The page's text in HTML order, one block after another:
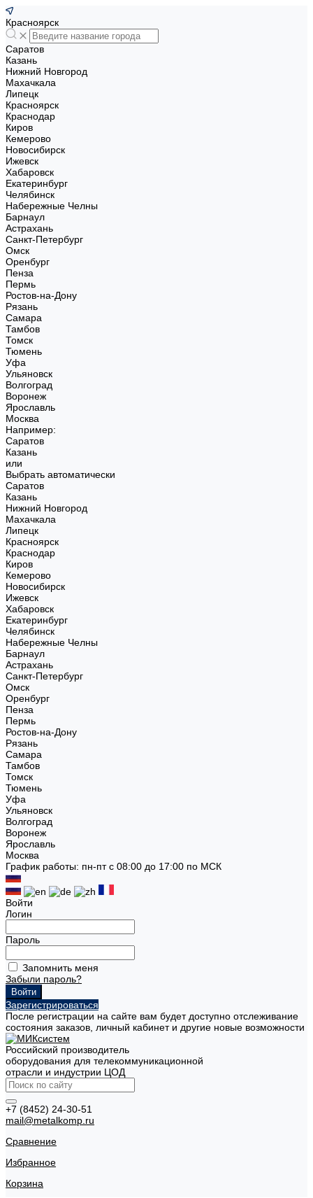
Красноярск
Саратов
Казань
Нижний Новгород
Махачкала
Липецк
Красноярск
Краснодар
Киров
Кемерово
Новосибирск
Ижевск
Хабаровск
Екатеринбург
Челябинск
Набережные Челны
Барнаул
Астрахань
Санкт-Петербург
Омск
Оренбург
Пенза
Пермь
Ростов-на-Дону
Рязань
Самара
Тамбов
Томск
Тюмень
Уфа
Ульяновск
Волгоград
Воронеж
Ярославль
Москва
Например:
Саратов
Казань
или
Выбрать автоматически
Саратов
Казань
Нижний Новгород
Махачкала
Липецк
Красноярск
Краснодар
Киров
Кемерово
Новосибирск
Ижевск
Хабаровск
Екатеринбург
Челябинск
Набережные Челны
Барнаул
Астрахань
Санкт-Петербург
Омск
Оренбург
Пенза
Пермь
Ростов-на-Дону
Рязань
Самара
Тамбов
Томск
Тюмень
Уфа
Ульяновск
Волгоград
Воронеж
Ярославль
Москва
График работы: пн-пт с 08:00 до 17:00 по МСК
Войти
Логин
Пароль
Запомнить меня
Забыли пароль?
Зарегистрироваться
После регистрации на сайте вам будет доступно отслеживание
состояния заказов, личный кабинет и другие новые возможности
Российский производитель
оборудования для телекоммуникационной
отрасли и индустрии ЦОД
+7 (8452) 24-30-51
mail@metalkomp.ru
Сравнение
Избранное
Корзина